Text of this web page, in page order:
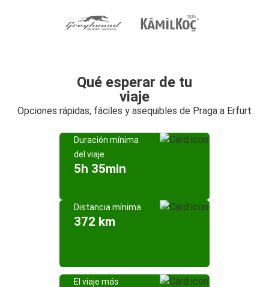
Qué esperar de tu
viaje
Opciones rápidas, fáciles y asequibles de Praga a Erfurt
Duración mínima
del viaje
5h 35min
Distancia mínima
372 km
El viaje más